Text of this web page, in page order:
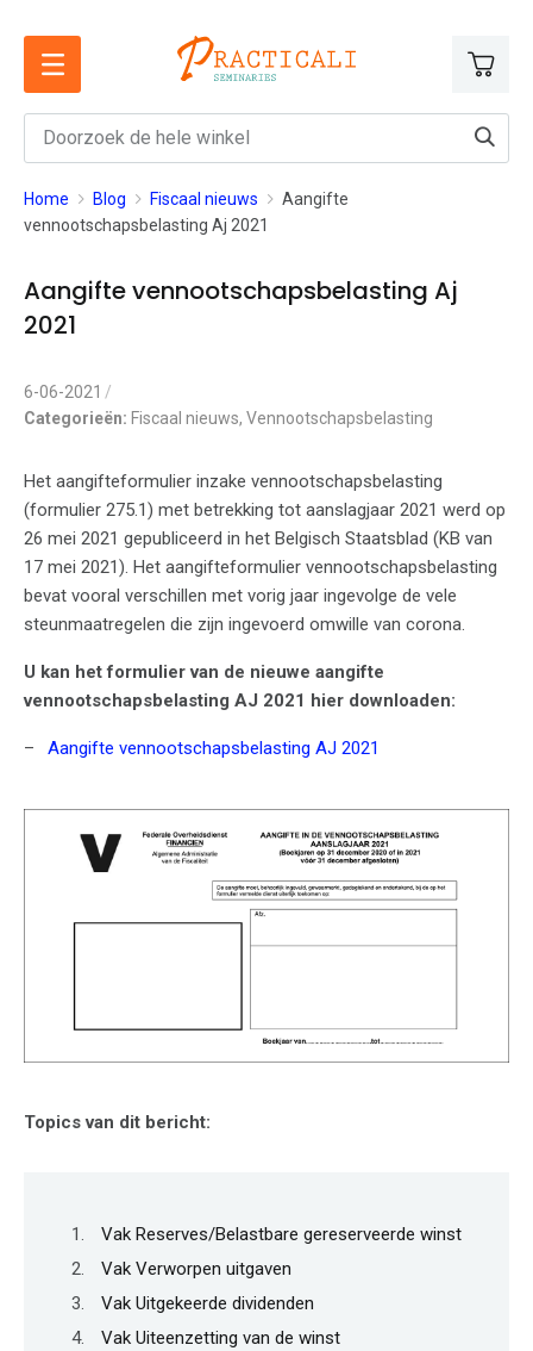
Ga
naar
inhoud
Home Blog Fiscaal nieuws
Aangifte
vennootschapsbelasting Aj 2021
Aangifte vennootschapsbelasting Aj
2021
6-06-2021
Categorieën: Fiscaal nieuws, Vennootschapsbelasting
Het aangifteformulier inzake vennootschapsbelasting
(formulier 275.1) met betrekking tot aanslagjaar 2021 werd op
26 mei 2021 gepubliceerd in het Belgisch Staatsblad (KB van
17 mei 2021). Het aangifteformulier vennootschapsbelasting
bevat vooral verschillen met vorig jaar ingevolge de vele
steunmaatregelen die zijn ingevoerd omwille van corona.
U kan het formulier van de nieuwe aangifte
vennootschapsbelasting AJ 2021 hier downloaden:
Aangifte vennootschapsbelasting AJ 2021
Topics van dit bericht:
Vak Reserves/Belastbare gereserveerde winst
Vak Verworpen uitgaven
Vak Uitgekeerde dividenden
Vak Uiteenzetting van de winst